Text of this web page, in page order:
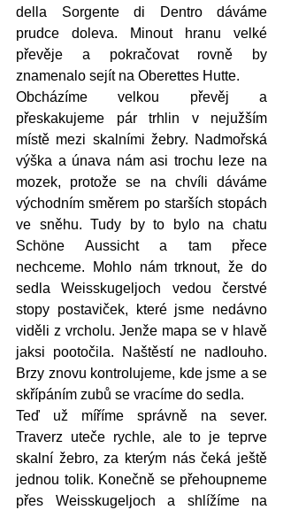
della Sorgente di Dentro dáváme
prudce doleva. Minout hranu velké
převěje a pokračovat rovně by
znamenalo sejít na Oberettes Hutte.
Obcházíme velkou převěj a
přeskakujeme pár trhlin v nejužším
místě mezi skalními žebry. Nadmořská
výška a únava nám asi trochu leze na
mozek, protože se na chvíli dáváme
východním směrem po starších stopách
ve sněhu. Tudy by to bylo na chatu
Schöne Aussicht a tam přece
nechceme. Mohlo nám trknout, že do
sedla Weisskugeljoch vedou čerstvé
stopy postaviček, které jsme nedávno
viděli z vrcholu. Jenže mapa se v hlavě
jaksi pootočila. Naštěstí ne nadlouho.
Brzy znovu kontrolujeme, kde jsme a se
skřípáním zubů se vracíme do sedla.
Teď už míříme správně na sever.
Traverz uteče rychle, ale to je teprve
skalní žebro, za kterým nás čeká ještě
jednou tolik. Konečně se přehoupneme
přes Weisskugeljoch a shlížíme na